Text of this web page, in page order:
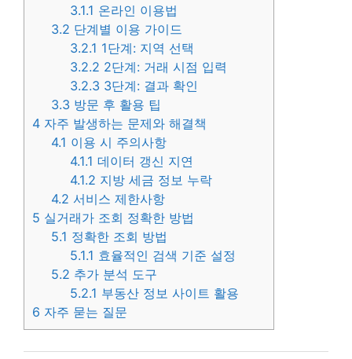
3.1.1 온라인 이용법
3.2 단계별 이용 가이드
3.2.1 1단계: 지역 선택
3.2.2 2단계: 거래 시점 입력
3.2.3 3단계: 결과 확인
3.3 방문 후 활용 팁
4 자주 발생하는 문제와 해결책
4.1 이용 시 주의사항
4.1.1 데이터 갱신 지연
4.1.2 지방 세금 정보 누락
4.2 서비스 제한사항
5 실거래가 조회 정확한 방법
5.1 정확한 조회 방법
5.1.1 효율적인 검색 기준 설정
5.2 추가 분석 도구
5.2.1 부동산 정보 사이트 활용
6 자주 묻는 질문